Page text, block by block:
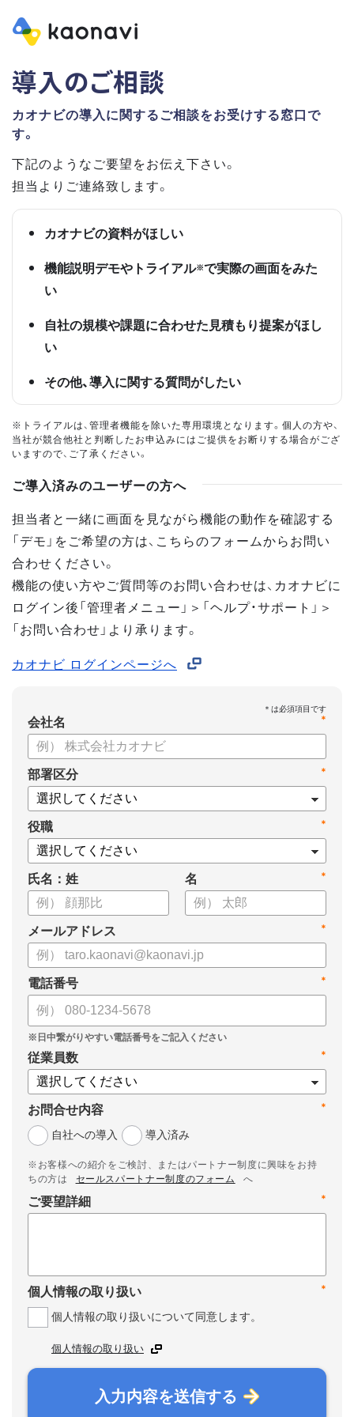
導入のご相談
カオナビの導入に関するご相談をお受けする窓口で
す。
下記のようなご要望をお伝え下さい。
担当よりご連絡致します。
カオナビの資料がほしい
機能説明デモやトライアル※で実際の画面をみた
い
自社の規模や課題に合わせた見積もり提案がほし
い
その他、導入に関する質問がしたい
※トライアルは、管理者機能を除いた専用環境となります。個人の方や、
当社が競合他社と判断したお申込みにはご提供をお断りする場合がござ
いますので、ご了承ください。
ご導入済みのユーザーの方へ
担当者と一緒に画面を見ながら機能の動作を確認する
「デモ」をご希望の方は、こちらのフォームからお問い
合わせください。
機能の使い方やご質問等のお問い合わせは、カオナビに
ログイン後「管理者メニュー」＞「ヘルプ・サポート」＞
「お問い合わせ」より承ります。
カオナビ ログインページへ
*
会社名
*
部署区分
*
役職
氏名：姓 *
名
*
メールアドレス
*
電話番号
*
従業員数
*
お問合せ内容
自社への導入 導入済み
※お客様への紹介をご検討、またはパートナー制度に興味をお持
ちの方は
セールスパートナー制度のフォーム へ
*
ご要望詳細
*
個人情報の取り扱い
個人情報の取り扱いについて同意します。
個人情報の取り扱い
入力内容を送信する